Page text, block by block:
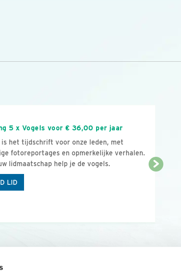
5 x Vogels voor € 36,00 per jaar
is het tijdschrift voor onze leden, met
fotoreportages en opmerkelijke verhalen.
lidmaatschap help je de vogels.
LID